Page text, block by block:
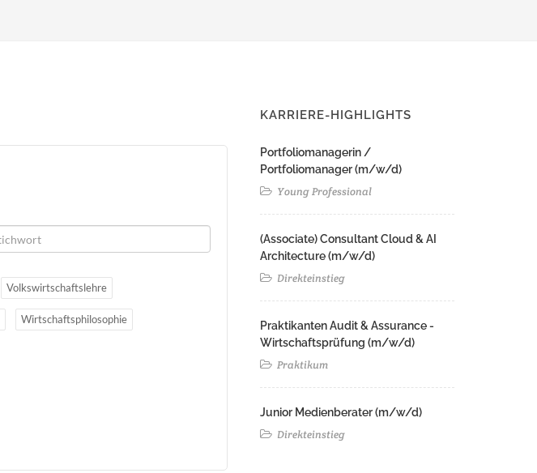
Volkswirtschaftslehre
Wirtschaftsphilosophie
KARRIERE-HIGHLIGHTS
Portfoliomanagerin /
Portfoliomanager (m/w/d)
Young Professional
(Associate) Consultant Cloud & AI
Architecture (m/w/d)​ ​
Direkteinstieg
Praktikanten Audit & Assurance -
Wirtschaftsprüfung (m/w/d)
Praktikum
Junior Medienberater (m/w/d)
Direkteinstieg